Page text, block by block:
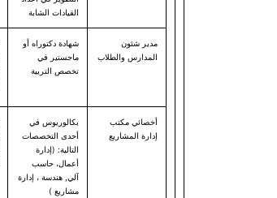
القيادات الشابة
مدير شئون
المدارس والطلاب
شهادة دكتوراه أو
ماجستير في
تخصص التربية
أخصائي مكتب
إدارة المشاريع
بكالوريوس في
أحدى التخصصات
التالية: (إدارة
أعمال، حاسب
آلي, هندسة ، إدارة
مشاريع )